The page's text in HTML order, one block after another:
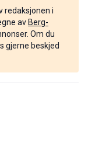
redaksjonen i
av Berg-
Om du
gjerne beskjed